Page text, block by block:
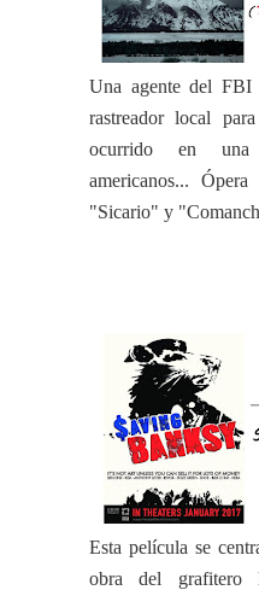
Una agente del FBI
rastreador local
ocurrido en
americanos...
"Sicario" y
Esta película se
obra del grafitero